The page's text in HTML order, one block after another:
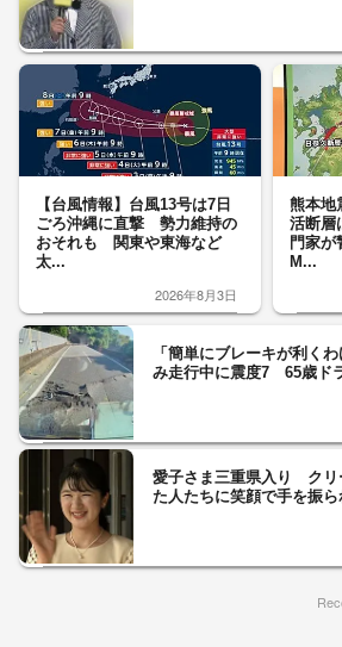
【台風情報】台風13号は7日
ごろ沖縄に直撃 勢力維持の
おそれも 関東や東海など
太...
2026年8月3日
熊本地
活断層
門家が
M...
「簡単にブレーキが利く
み走行中に震度7 65歳ド
愛子さま三重県入り クリ
た人たちに笑顔で手を振